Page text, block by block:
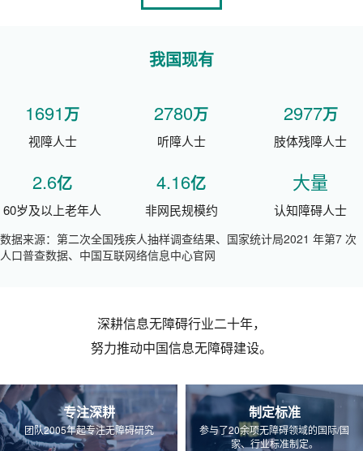
我国现有
1691万
视障人士
2780万
听障人士
2977万
肢体残障人士
2.6亿
60岁及以上老年人
4.16亿
非网民规模约
大量
认知障碍人士
数据来源：第二次全国残疾人抽样调查结果、国家统计局2021 年第7 次
人口普查数据、中国互联网络信息中心官网
深耕信息无障碍行业二十年，
努力推动中国信息无障碍建设。
专注深耕
团队2005年起专注无障碍研究
制定标准
参与了20余项无障碍领域的国际/国
家、行业标准制定。